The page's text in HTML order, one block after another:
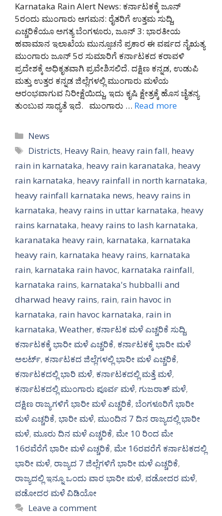
Karnataka Rain Alert News: ಕರ್ನಾಟಕಕ್ಕೆ ಜೂನ್
5ರಂದು ಮುಂಗಾರು ಆಗಮನ: ರೈತರಿಗೆ ಉತ್ತಮ ಸುದ್ದಿ,
ಎಚ್ಚರಿಕೆಯೂ ಅಗತ್ಯ ಬೆಂಗಳೂರು, ಜೂನ್ 3: ಭಾರತೀಯ
ಹವಾಮಾನ ಇಲಾಖೆಯ ಮುನ್ಸೂಚನೆ ಪ್ರಕಾರ ಈ ವರ್ಷದ ನೈಋತ್ಯ
ಮುಂಗಾರು ಜೂನ್ 5ರ ಸುಮಾರಿಗೆ ಕರ್ನಾಟಕದ ಕರಾವಳಿ
ಪ್ರದೇಶಕ್ಕೆ ಅಧಿಕೃತವಾಗಿ ಪ್ರವೇಶಿಸಲಿದೆ. ದಕ್ಷಿಣ ಕನ್ನಡ, ಉಡುಪಿ
ಮತ್ತು ಉತ್ತರ ಕನ್ನಡ ಜಿಲ್ಲೆಗಳಲ್ಲಿ ಮುಂಗಾರು ಮಳೆಯ
ಆರಂಭವಾಗುವ ನಿರೀಕ್ಷೆಯಿದ್ದು, ಇದು ಕೃಷಿ ಕ್ಷೇತ್ರಕ್ಕೆ ಹೊಸ ಚೈತನ್ಯ
ತುಂಬುವ ಸಾಧ್ಯತೆ ಇದೆ. ಮುಂಗಾರು … Read more
Categories
News
Tags
Districts, Heavy Rain, heavy rain fall, heavy
rain in karnataka, heavy rain karanataka, heavy
rain karnataka, heavy rainfall in north karnataka,
heavy rainfall karnataka news, heavy rains in
karnataka, heavy rains in uttar karnataka, heavy
rains karnataka, heavy rains to lash karnataka,
karanataka heavy rain, karnataka, karnataka
heavy rain, karnataka heavy rains, karnataka
rain, karnataka rain havoc, karnataka rainfall,
karnataka rains, karnataka's hubballi and
dharwad heavy rains, rain, rain havoc in
karnataka, rain havoc karnataka, rain in
karnataka, Weather, ಕರ್ನಾಟಕ ಮಳೆ ಎಚ್ಚರಿಕೆ ಸುದ್ದಿ,
ಕರ್ನಾಟಕಕ್ಕೆ ಭಾರೀ ಮಳೆ ಎಚ್ಚರಿಕೆ, ಕರ್ನಾಟಕಕ್ಕೆ ಭಾರೀ ಮಳೆ
ಅಲರ್ಟ್‌, ಕರ್ನಾಟಕದ ಜಿಲ್ಲೆಗಳಲ್ಲಿ ಭಾರೀ ಮಳೆ ಎಚ್ಚರಿಕೆ,
ಕರ್ನಾಟಕದಲ್ಲಿ ಭಾರಿ ಮಳೆ, ಕರ್ನಾಟಕದಲ್ಲಿ ಮತ್ತೆ ಮಳೆ,
ಕರ್ನಾಟಕದಲ್ಲಿ ಮುಂಗಾರು ಪೂರ್ವ ಮಳೆ, ಗುಜರಾತ್ ಮಳೆ,
ದಕ್ಷಿಣ ರಾಜ್ಯಗಳಿಗೆ ಭಾರೀ ಮಳೆ ಎಚ್ಚರಿಕೆ, ಬೆಂಗಳೂರಿಗೆ ಭಾರೀ
ಮಳೆ ಎಚ್ಚರಿಕೆ, ಭಾರೀ ಮಳೆ, ಮುಂದಿನ 7 ದಿನ ರಾಜ್ಯದಲ್ಲಿ ಭಾರೀ
ಮಳೆ, ಮೂರು ದಿನ ಮಳೆ ಎಚ್ಚರಿಕೆ, ಮೇ 10 ರಿಂದ ಮೇ
16ರವೆರೆಗೆ ಭಾರೀ ಮಳೆ ಎಚ್ಚರಿಕೆ, ಮೇ 16ರವರೆಗೆ ಕರ್ನಾಟಕದಲ್ಲಿ
ಭಾರೀ ಮಳೆ, ರಾಜ್ಯದ 7 ಜಿಲ್ಲೆಗಳಿಗೆ ಭಾರೀ ಮಳೆ ಎಚ್ಚರಿಕೆ,
ರಾಜ್ಯದಲ್ಲಿ ಇನ್ನೂ ಒಂದು ವಾರ ಭಾರೀ ಮಳೆ, ವಡೋದರ ಮಳೆ,
ವಡೋದರ ಮಳೆ ವಿಡಿಯೋ
Leave a comment